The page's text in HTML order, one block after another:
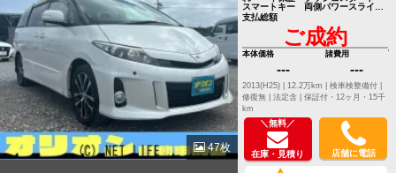
47枚
スマートキー 両側パワースライド
ドア フルセグTVナビ
支払総額
ご成約
本体価格
---
諸費用
---
2013(H25) | 12.2万km |
検車検整備付 |
修復無 | 法定含 | 保証付・12ヶ月・15千
km
＼無料／
在庫・見積り 店舗に電話